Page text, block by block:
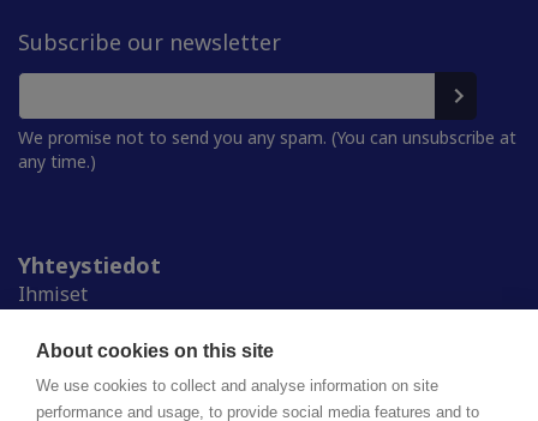
About cookies on this site
We use cookies to collect and analyse information on site
performance and usage, to provide social media features and to
Subscribe our newsletter
We promise not to send you any spam. (You can unsubscribe at
any time.)
Yhteystiedot
Ihmiset
Ylioppilaskunnat
Alumnille